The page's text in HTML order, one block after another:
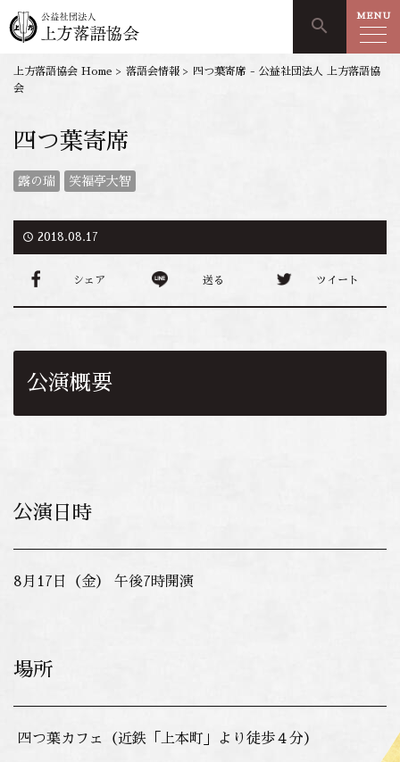
search MENU
上方落語協会 Home > 落語会情報 > 四つ葉寄席 - 公益社団法人 上方落語協
会
四つ葉寄席
露の瑞 笑福亭大智
access_time 2018.08.17
シェア 送る ツイート
公演概要
公演日時
8月17日（金） 午後7時開演
場所
四つ葉カフェ（近鉄「上本町」より徒歩４分）